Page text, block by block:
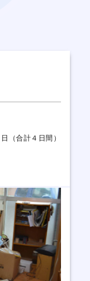
（合計４日間）